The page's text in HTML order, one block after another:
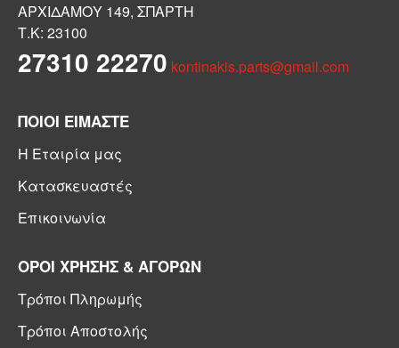
ΑΡΧΙΔΑΜΟΥ 149, ΣΠΑΡΤΗ
Τ.Κ: 23100
27310 22270 kontinakis.parts@gmail.com
ΠΟΙΟΙ ΕΙΜΑΣΤΕ
Η Εταιρία μας
Κατασκευαστές
Επικοινωνία
ΟΡΟΙ ΧΡΗΣΗΣ & ΑΓΟΡΩΝ
Τρόποι Πληρωμής
Τρόποι Αποστολής